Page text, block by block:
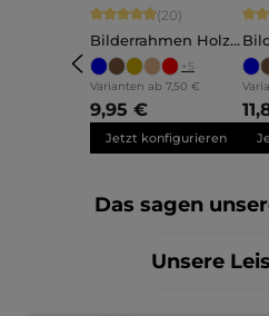
Durchschnittliche
(20)
Bilderrahmen Holz
Ava
+5
Varianten ab 7,50 €
9,95 €
Jetzt konfigurieren
Das sagen
Unsere